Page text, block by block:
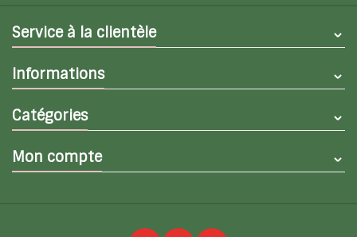
Service à la clientèle
Informations
Catégories
Mon compte